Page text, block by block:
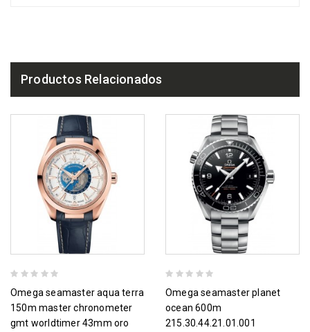
Productos Relacionados
omega seamaster aqua terra
150m master chronometer
gmt worldtimer 43mm oro
omega seamaster planet
ocean 600m
215.30.44.21.01.001